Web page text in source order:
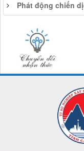
Phát động chiến